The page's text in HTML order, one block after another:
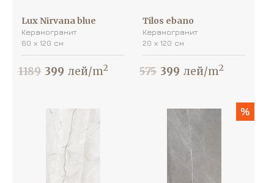
Lux Nirvana blue
Керамогранит
60 х 120 см
1189 399 лей/m2
Tilos ebano
Керамогранит
20 х 120 см
575 399 лей/m2
%